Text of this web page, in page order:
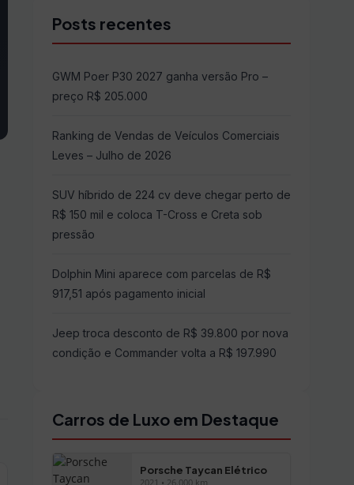
Posts recentes
GWM Poer P30 2027 ganha versão Pro –
preço R$ 205.000
Ranking de Vendas de Veículos Comerciais
Leves – Julho de 2026
SUV híbrido de 224 cv deve chegar perto de
R$ 150 mil e coloca T-Cross e Creta sob
pressão
Dolphin Mini aparece com parcelas de R$
917,51 após pagamento inicial
Jeep troca desconto de R$ 39.800 por nova
condição e Commander volta a R$ 197.990
Carros de Luxo em Destaque
Porsche Taycan Elétrico
2021 • 26.000 km